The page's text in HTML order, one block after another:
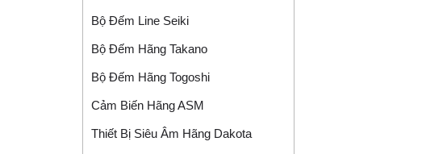
Bộ Đếm Line Seiki
Bộ Đếm Hãng Takano
Bộ Đếm Hãng Togoshi
Cảm Biến Hãng ASM
Thiết Bị Siêu Âm Hãng Dakota